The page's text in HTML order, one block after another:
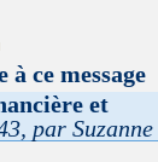
à ce message
et
par Suzanne